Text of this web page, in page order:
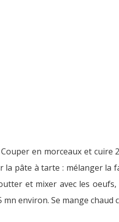
en morceaux et
pâte à tarte : mélanger la
et mixer avec les
environ. Se mange chaud